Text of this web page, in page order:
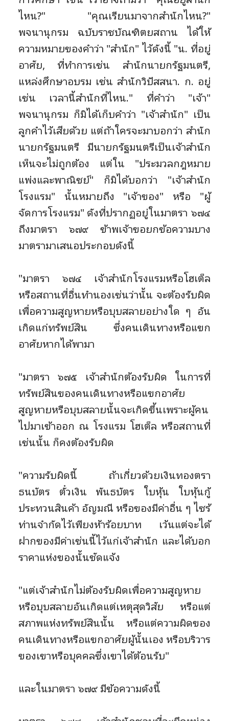
ไหน?" "คุณเรียนมาจากสำนักไหน?"
พจนานุกรม ฉบับราชบัณฑิตยสถาน ได้ให้
ความหมายของคำว่า "สำนัก" ไว้ดังนี้ "น. ที่อยู่
อาศัย, ที่ทำการเช่น สำนักนายกรัฐมนตรี,
แหล่งศึกษาอบรม เช่น สำนักวิปัสสนา. ก. อยู่
เช่น เวลานี้สำนักที่ไหน." ที่คำว่า "เจ้า"
พจนานุกรม ก็มิได้เก็บคำว่า "เจ้าสำนัก" เป็น
ลูกคำไว้เสียด้วย แต่ถ้าใครจะมาบอกว่า สำนัก
นายกรัฐมนตรี มีนายกรัฐมนตรีเป็นเจ้าสำนัก
เห็นจะไม่ถูกต้อง แต่ใน "ประมวลกฎหมาย
แพ่งและพาณิชย์" ก็มิได้บอกว่า "เจ้าสำนัก
โรงแรม" นั้นหมายถึง "เจ้าของ" หรือ "ผู้
จัดการโรงแรม" ดังที่ปรากฏอยู่ในมาตรา ๖๗๔
ถึงมาตรา ๖๗๙ ข้าพเจ้าขอยกข้อความบาง
มาตรามาเสนอประกอบดังนี้
"มาตรา ๖๗๔ เจ้าสำนักโรงแรมหรือโฮเต็ล
หรือสถานที่อื่นทำนองเช่นว่านั้น จะต้องรับผิด
เพื่อความสูญหายหรือบุบสลายอย่างใด ๆ อัน
เกิดแก่ทรัพย์สิน ซึ่งคนเดินทางหรือแขก
อาศัยหากได้พามา
"มาตรา ๖๗๕ เจ้าสำนักต้องรับผิด ในการที่
ทรัพย์สินของคนเดินทางหรือแขกอาศัย
สูญหายหรือบุบสลายนั้นจะเกิดขึ้นเพราะผู้คน
ไปมาเข้าออก ณ โรงแรม โฮเต็ล หรือสถานที่
เช่นนั้น ก็คงต้องรับผิด
"ความรับผิดนี้ ถ้าเกี่ยวด้วยเงินทองตรา
ธนบัตร ตั๋วเงิน พันธบัตร ใบหุ้น ใบหุ้นกู้
ประทวนสินค้า อัญมณี หรือของมีค่าอื่น ๆ ไซร้
ท่านจำกัดไว้เพียงห้าร้อยบาท เว้นแต่จะได้
ฝากของมีค่าเช่นนี้ไว้แก่เจ้าสำนัก และได้บอก
ราคาแห่งของนั้นชัดแจ้ง
"แต่เจ้าสำนักไม่ต้องรับผิดเพื่อความสูญหาย
หรือบุบสลายอันเกิดแต่เหตุสุดวิสัย หรือแต่
สภาพแห่งทรัพย์สินนั้น หรือแต่ความผิดของ
คนเดินทางหรือแขกอาศัยผู้นั้นเอง หรือบริวาร
ของเขาหรือบุคคลซึ่งเขาได้ต้อนรับ"
และในมาตรา ๖๗๙ มีข้อความดังนี้